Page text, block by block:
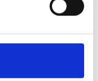
corretta